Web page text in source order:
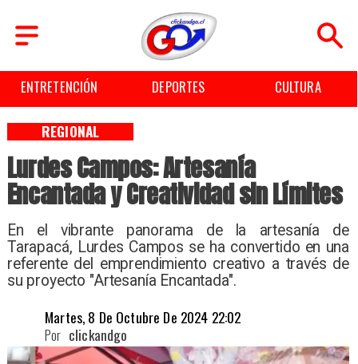
ENTRETENCIÓN DEPORTES CULTURA
Lurdes Campos: Artesanía
Encantada y Creatividad sin Límites
​En el vibrante panorama de la artesanía de
Tarapacá, Lurdes Campos se ha convertido en una
referente del emprendimiento creativo a través de
su proyecto "Artesanía Encantada".
REGIONAL
Martes, 8 De Octubre De 2024 22:02
clickandgo
Por